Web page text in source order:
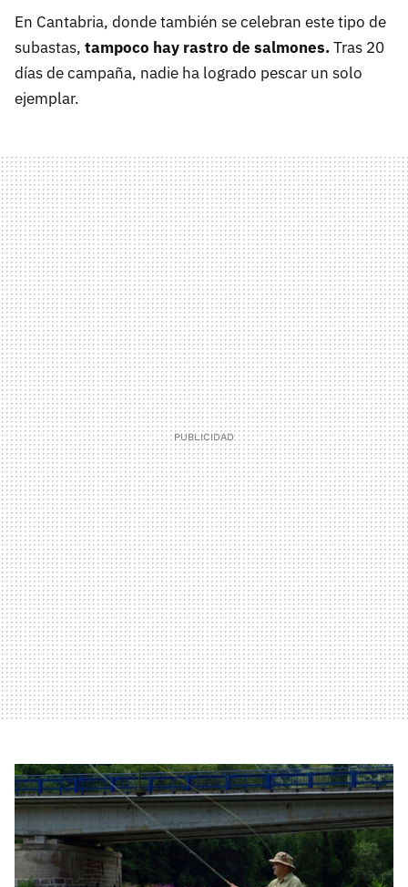
En Cantabria, donde también se celebran este tipo de
subastas, tampoco hay rastro de salmones.Tras 20
días de campaña, nadie ha logrado pescar un solo
ejemplar.